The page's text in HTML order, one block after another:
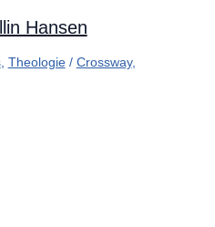
Hansen
, Theologie/ Crossway,